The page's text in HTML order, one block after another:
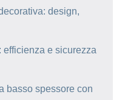
design,
e sicurezza
basso spessore con